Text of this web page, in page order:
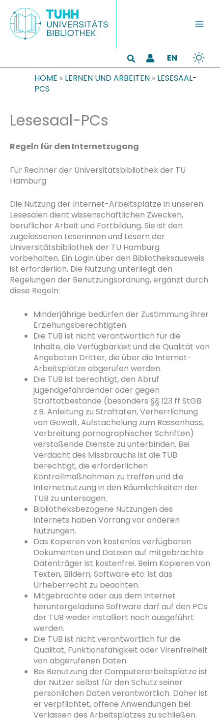
Inhalt
springen
Suchen
EN
HOME » LERNEN UND ARBEITEN » LESESAAL-
PCS
Lesesaal-PCs
Regeln für den Internetzugang
Für Rechner der Universitätsbibliothek der TU
Hamburg
Die Nutzung der Internet-Arbeitsplätze in unseren
Lesesälen dient wissenschaftlichen Zwecken,
beruflicher Arbeit und Fortbildung. Sie ist den
zugelassenen Leserinnen und Lesern der
Universitätsbibliothek der TU Hamburg
vorbehalten. Ein Login über den Bibliotheksausweis
ist erforderlich. Die Nutzung unterliegt den
Regelungen der Benutzungsordnung, ergänzt durch
diese Regeln:
Minderjährige bedürfen der Zustimmung ihrer
Erziehungsberechtigten.
Die TUB ist nicht verantwortlich für die
Inhalte, die Verfügbarkeit und die Qualität von
Angeboten Dritter, die über die Internet-
Arbeitsplätze abgerufen werden.
Die TUB ist berechtigt, den Abruf
jugendgefährdender oder gegen
Straftatbestände (besonders §§ 123 ff StGB:
z.B. Anleitung zu Straftaten, Verherrlichung
von Gewalt, Aufstachelung zum Rassenhass,
Verbreitung pornographischer Schriften)
verstoßende Dienste zu unterbinden. Bei
Verdacht des Missbrauchs ist die TUB
berechtigt, die erforderlichen
Kontrollmaßnahmen zu treffen und die
Internetnutzung in den Räumlichkeiten der
TUB zu untersagen.
Bibliotheksbezogene Nutzungen des
Internets haben Vorrang vor anderen
Nutzungen.
Das Kopieren von kostenlos verfügbaren
Dokumenten und Dateien auf mitgebrachte
Datenträger ist kostenfrei. Beim Kopieren von
Texten, Bildern, Software etc. ist das
Urheberrecht zu beachten.
Mitgebrachte oder aus dem Internet
heruntergeladene Software darf auf den PCs
der TUB weder installiert noch ausgeführt
werden.
Die TUB ist nicht verantwortlich für die
Qualität, Funktionsfähigkeit oder Virenfreiheit
von abgerufenen Daten.
Bei Benutzung der Computerarbeitsplätze ist
der Nutzer selbst für den Schutz seiner
persönlichen Daten verantwortlich. Daher ist
er verpflichtet, offene Anwendungen bei
Verlassen des Arbeitsplatzes zu schließen.